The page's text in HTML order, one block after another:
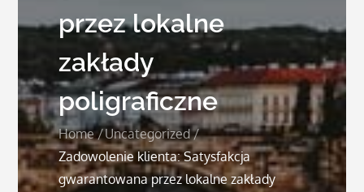
przez lokalne
zakłady
poligraficzne
Home
Uncategorized
Zadowolenie klienta: Satysfakcja
gwarantowana przez lokalne zakłady